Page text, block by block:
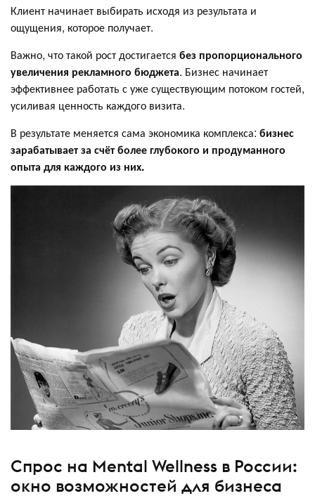
Клиент начинает выбирать исходя из результата и
ощущения, которое получает.
Важно, что такой рост достигается без пропорционального
увеличения рекламного бюджета. Бизнес начинает
эффективнее работать с уже существующим потоком гостей,
усиливая ценность каждого визита.
В результате меняется сама экономика комплекса: бизнес
зарабатывает за счёт более глубокого и продуманного
опыта для каждого из них.
Спрос на Mental Wellness в России:
окно возможностей для бизнеса